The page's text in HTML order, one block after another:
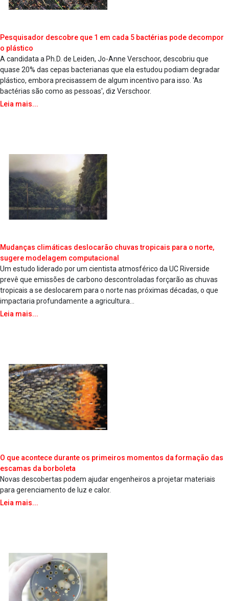
Pesquisador descobre que 1 em cada 5 bactérias pode decompor
o plástico
A candidata a Ph.D. de Leiden, Jo-Anne Verschoor, descobriu que
quase 20% das cepas bacterianas que ela estudou podiam degradar
plástico, embora precisassem de algum incentivo para isso. 'As
bactérias são como as pessoas', diz Verschoor.
Leia mais...
Mudanças climáticas deslocarão chuvas tropicais para o norte,
sugere modelagem computacional
Um estudo liderado por um cientista atmosférico da UC Riverside
prevê que emissões de carbono descontroladas forçarão as chuvas
tropicais a se deslocarem para o norte nas próximas décadas, o que
impactaria profundamente a agricultura...
Leia mais...
O que acontece durante os primeiros momentos da formação das
escamas da borboleta
Novas descobertas podem ajudar engenheiros a projetar materiais
para gerenciamento de luz e calor.
Leia mais...